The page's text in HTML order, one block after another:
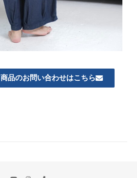
商品のお問い合わせはこちら